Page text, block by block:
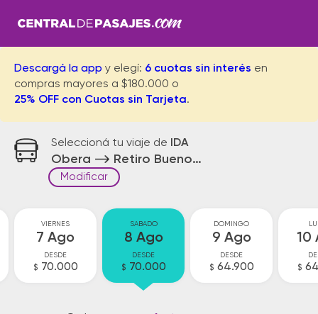
Descargá la app y elegí: 6 cuotas sin interés en
compras mayores a $180.000 o
25% OFF con Cuotas sin Tarjeta.
Seleccioná tu viaje de IDA
Obera Retiro Buenos Aires
Modificar
VIERNES
7 Ago
DESDE
$ 70.000
SABADO
8 Ago
DESDE
$ 70.000
DOMINGO
9 Ago
DESDE
$ 64.900
10
$